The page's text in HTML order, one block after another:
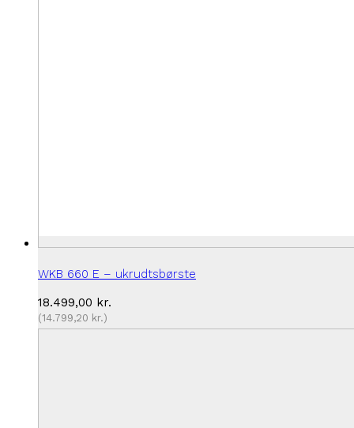
WKB 660 E – ukrudtsbørste
18.499,00 kr.
(14.799,20 kr.)